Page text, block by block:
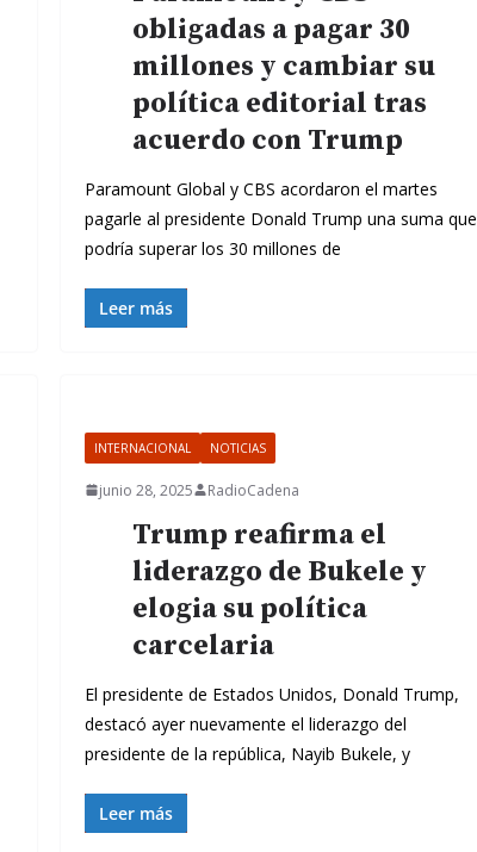
obligadas a pagar 30
millones y cambiar su
política editorial tras
acuerdo con Trump
Paramount Global y CBS acordaron el martes
pagarle al presidente Donald Trump una suma que
podría superar los 30 millones de
Leer más
INTERNACIONAL NOTICIAS
junio 28, 2025 RadioCadena
Trump reafirma el
liderazgo de Bukele y
elogia su política
carcelaria
El presidente de Estados Unidos, Donald Trump,
destacó ayer nuevamente el liderazgo del
presidente de la república, Nayib Bukele, y
Leer más